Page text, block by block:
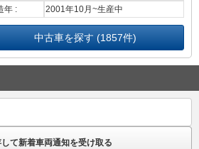
年 : 2001年10月~生産中
中古車を探す (1857件)
て新着車両通知を受け取る